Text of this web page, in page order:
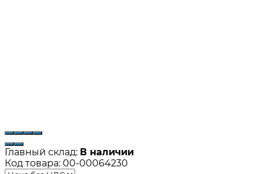
Главный склад: В наличии
Код товара: 00-00064230